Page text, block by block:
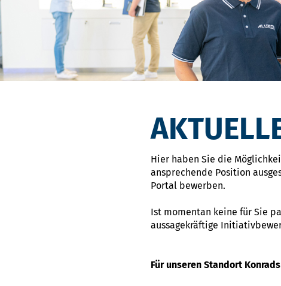
Hier haben Sie die
ansprechende Position
Portal bewerben.
Ist momentan keine für Sie
aussagekräftige
Für unseren Standort